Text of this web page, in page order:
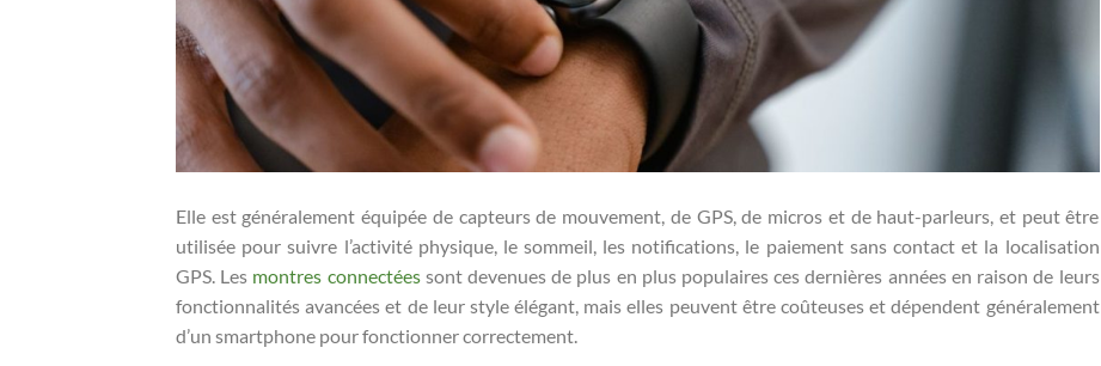
Elle est généralement équipée de capteurs de mouvement, de GPS, de micros et de haut-parleurs, et peut être
utilisée pour suivre l’activité physique, le sommeil, les notifications, le paiement sans contact et la localisation
GPS. Les montres connectéessont devenues de plus en plus populaires ces dernières années en raison de leurs
fonctionnalités avancées et de leur style élégant, mais elles peuvent être coûteuses et dépendent généralement
d’un smartphone pour fonctionner correctement.